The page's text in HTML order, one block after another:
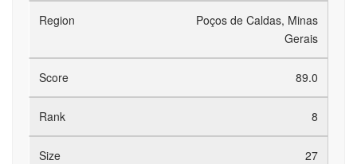
Poços de Caldas, Minas
Gerais
89.0
8
27